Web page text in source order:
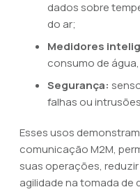
dados sobre
do ar;
Medidores
consumo de
Segurança:
falhas ou
Esses usos
comunicação M2M,
suas operações,
agilidade na tomada de